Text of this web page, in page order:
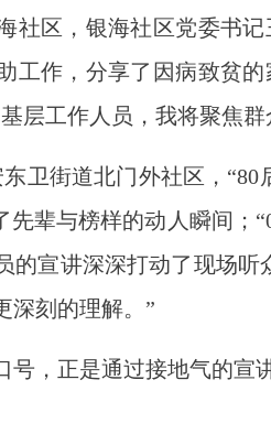
区，银海社区党委书记
工作，分享了因病致贫
层工作人员，我将聚焦
街道北门外社区，“80
先辈与榜样的动人瞬间；
的宣讲深深打动了现场
深刻的理解。”
正是通过接地气的宣